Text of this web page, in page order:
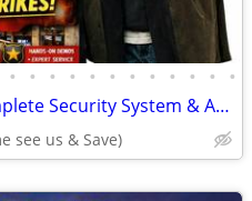
• • • • • • • • • • • •
Dkstuf need parts or a Complete Security System & Automation
see us & Save)